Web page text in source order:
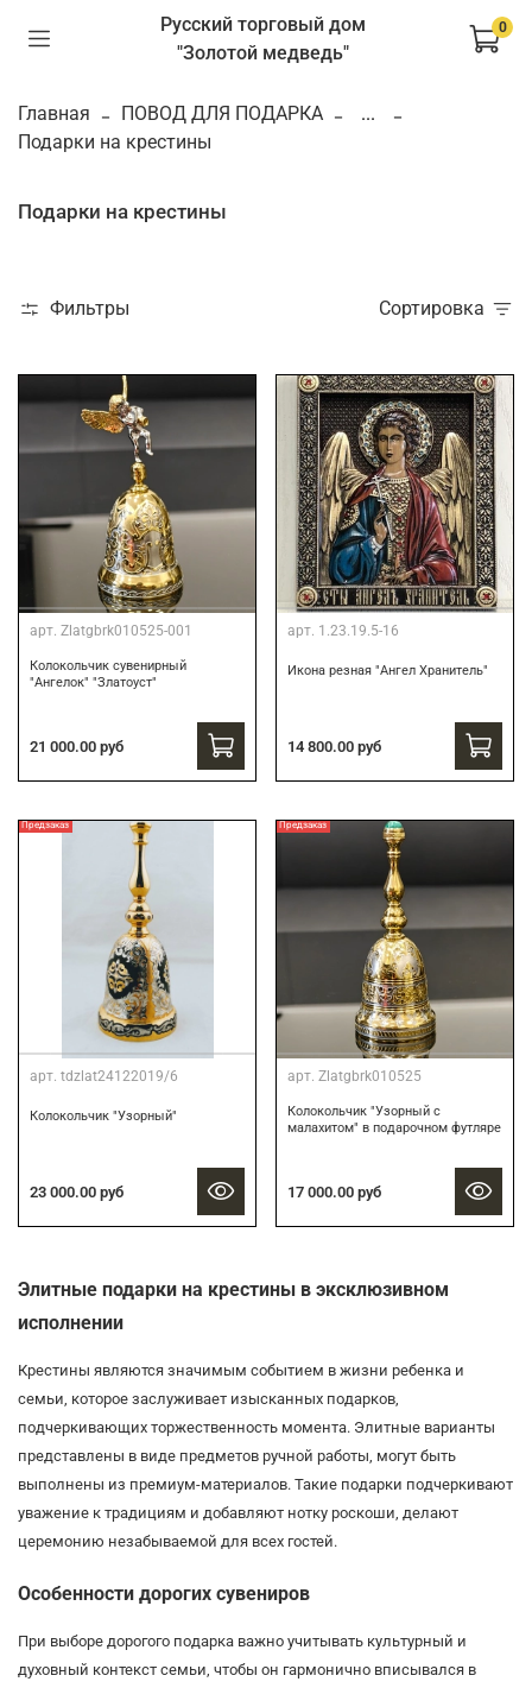
Русский торговый дом
"Золотой медведь"
0
Главная ПОВОД ДЛЯ ПОДАРКА
...
Подарки на крестины
Подарки на крестины
Фильтры Сортировка
арт. Zlatgbrk010525-001
Колокольчик сувенирный
"Ангелок" "Златоуст"
21 000.00 руб
арт. 1.23.19.5-16
Икона резная "Ангел Хранитель"
14 800.00 руб
Предзаказ
арт. tdzlat24122019/6
Колокольчик "Узорный"
23 000.00 руб
Предзаказ
арт. Zlatgbrk010525
Колокольчик "Узорный с
малахитом" в подарочном футляре
17 000.00 руб
Элитные подарки на крестины в эксклюзивном
исполнении
Крестины являются значимым событием в жизни ребенка и
семьи, которое заслуживает изысканных подарков,
подчеркивающих торжественность момента. Элитные варианты
представлены в виде предметов ручной работы, могут быть
выполнены из премиум-материалов. Такие подарки подчеркивают
уважение к традициям и добавляют нотку роскоши, делают
церемонию незабываемой для всех гостей.
Особенности дорогих сувениров
При выборе дорогого подарка важно учитывать культурный и
духовный контекст семьи, чтобы он гармонично вписывался в